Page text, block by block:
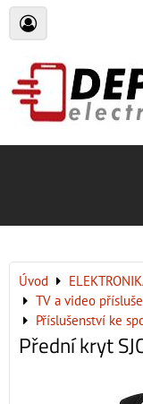
Úvod
TV a video
Příslušenství ke
Přední kryt